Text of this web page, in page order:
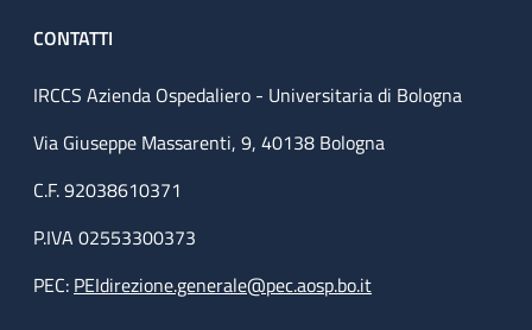
CONTATTI
IRCCS Azienda Ospedaliero - Universitaria di Bologna
Via Giuseppe Massarenti, 9, 40138 Bologna
C.F. 92038610371
P.IVA 02553300373
PEC: PEIdirezione.generale@pec.aosp.bo.it